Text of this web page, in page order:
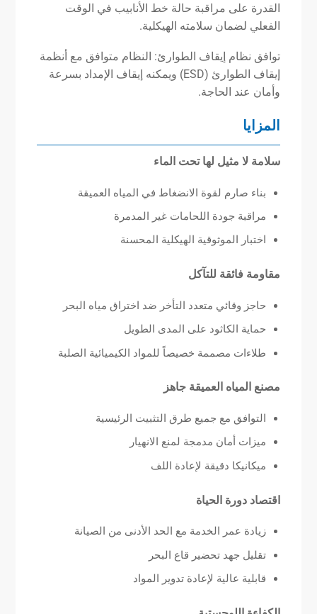
القدرة على مراقبة حالة خط الأنابيب في الوقت
الفعلي لضمان سلامته الهيكلية.
توافق نظام إيقاف الطوارئ: النظام متوافق مع أنظمة
إيقاف الطوارئ (ESD) ويمكنه إيقاف الإمداد بسرعة
وأمان عند الحاجة.
المزايا
سلامة لا مثيل لها تحت الماء
بناء صارم لقوة الانضغاط في المياه العميقة
مراقبة جودة اللحامات غير المدمرة
اختبار الموثوقية الهيكلية المحسنة
مقاومة فائقة للتآكل
حاجز وقائي متعدد التأخر ضد اختراق مياه البحر
حماية الكاثود على المدى الطويل
طلاءات مصممة خصيصاً للمواد الكيميائية الصلبة
مصنع المياه العميقة جاهز
التوافق مع جميع طرق التثبيت الرئيسية
ميزات أمان مدمجة لمنع الانهيار
ميكانيكا دقيقة لإعادة اللف
اقتصاد دورة الحياة
زيادة عمر الخدمة مع الحد الأدنى من الصيانة
تقليل جهد تحضير قاع البحر
قابلية عالية لإعادة تدوير المواد